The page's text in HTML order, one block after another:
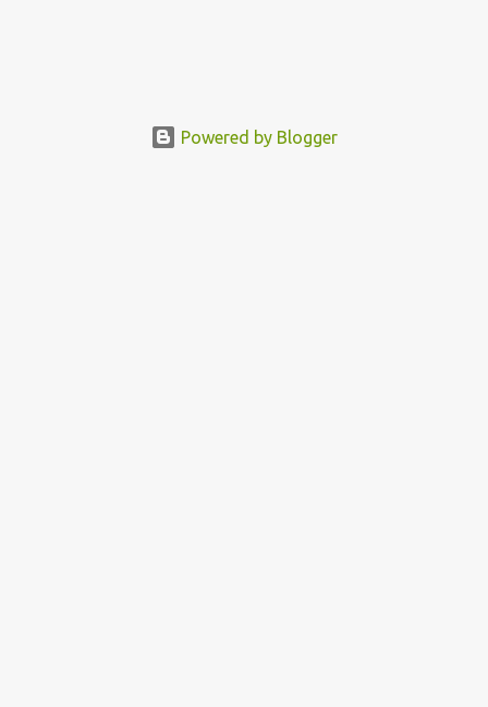
Powered by Blogger